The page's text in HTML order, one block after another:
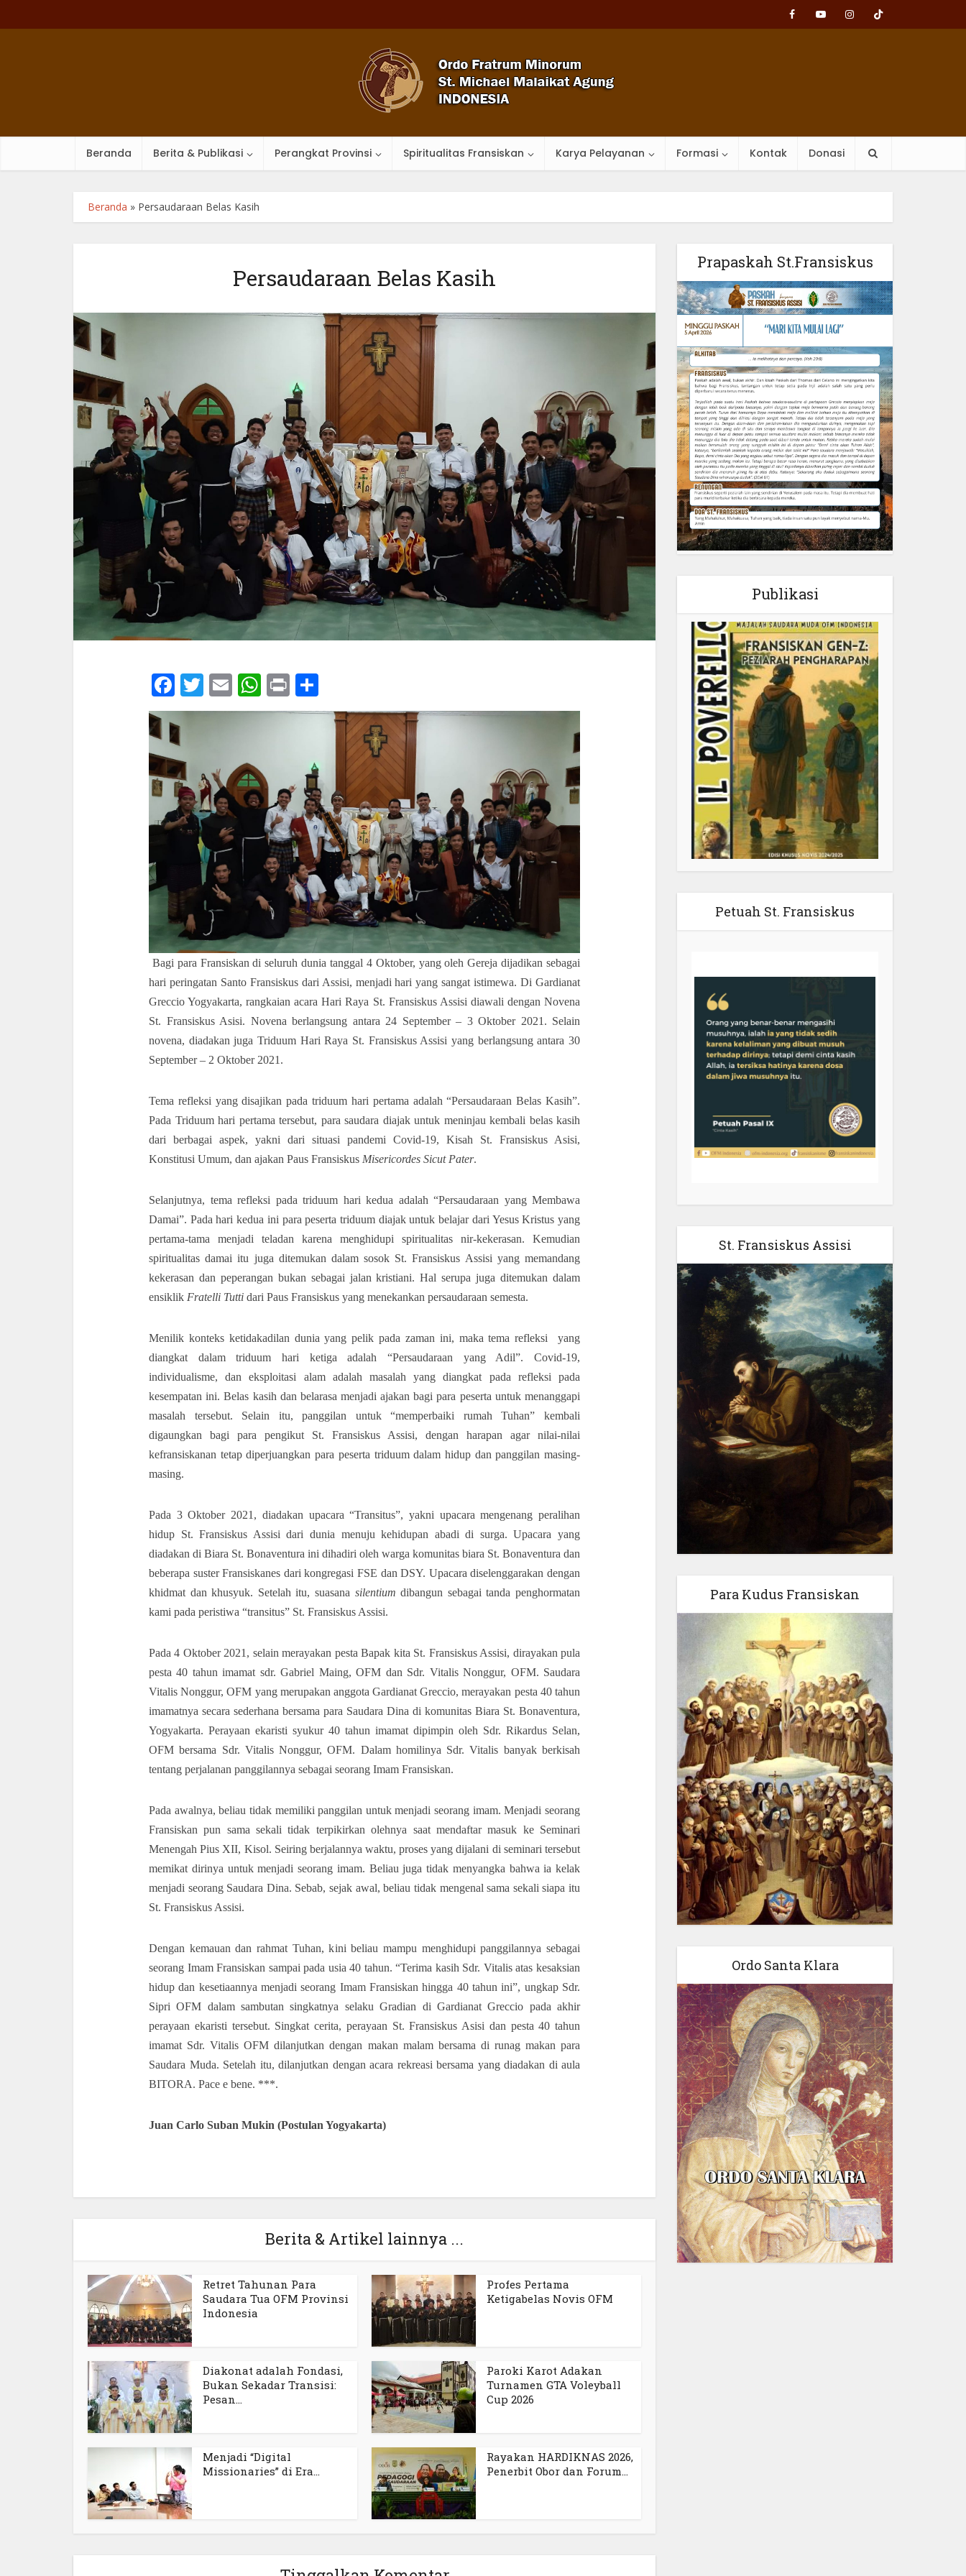
Beranda Berita & Publikasi Perangkat Provinsi Spiritualitas Fransiskan Karya Pelayanan Formasi Kontak Donasi
Beranda » Persaudaraan Belas Kasih
Persaudaraan Belas Kasih
Facebook
Twitter
EmailWhatsApp
Print
Bagi para Fransiskan di seluruh dunia tanggal 4 Oktober, yang oleh Gereja dijadikan sebagai
hari peringatan Santo Fransiskus dari Assisi, menjadi hari yang sangat istimewa. Di Gardianat
Greccio Yogyakarta, rangkaian acara Hari Raya St. Fransiskus Assisi diawali dengan Novena
St. Fransiskus Asisi. Novena berlangsung antara 24 September – 3 Oktober 2021. Selain
novena, diadakan juga Triduum Hari Raya St. Fransiskus Assisi yang berlangsung antara 30
September – 2 Oktober 2021.
Tema refleksi yang disajikan pada triduum hari pertama adalah “Persaudaraan Belas Kasih”.
Pada Triduum hari pertama tersebut, para saudara diajak untuk meninjau kembali belas kasih
dari berbagai aspek, yakni dari situasi pandemi Covid-19, Kisah St. Fransiskus Asisi,
Konstitusi Umum, dan ajakan Paus Fransiskus Misericordes Sicut Pater.
Selanjutnya, tema refleksi pada triduum hari kedua adalah “Persaudaraan yang Membawa
Damai”. Pada hari kedua ini para peserta triduum diajak untuk belajar dari Yesus Kristus yang
pertama-tama menjadi teladan karena menghidupi spiritualitas nir-kekerasan. Kemudian
spiritualitas damai itu juga ditemukan dalam sosok St. Fransiskus Assisi yang memandang
kekerasan dan peperangan bukan sebagai jalan kristiani. Hal serupa juga ditemukan dalam
ensiklik Fratelli Tutti dari Paus Fransiskus yang menekankan persaudaraan semesta.
Menilik konteks ketidakadilan dunia yang pelik pada zaman ini, maka tema refleksi yang
diangkat dalam triduum hari ketiga adalah “Persaudaraan yang Adil”. Covid-19,
individualisme, dan eksploitasi alam adalah masalah yang diangkat pada refleksi pada
kesempatan ini. Belas kasih dan belarasa menjadi ajakan bagi para peserta untuk menanggapi
masalah tersebut. Selain itu, panggilan untuk “memperbaiki rumah Tuhan” kembali
digaungkan bagi para pengikut St. Fransiskus Assisi, dengan harapan agar nilai-nilai
kefransiskanan tetap diperjuangkan para peserta triduum dalam hidup dan panggilan masing-
masing.
Pada 3 Oktober 2021, diadakan upacara “Transitus”, yakni upacara mengenang peralihan
hidup St. Fransiskus Assisi dari dunia menuju kehidupan abadi di surga. Upacara yang
diadakan di Biara St. Bonaventura ini dihadiri oleh warga komunitas biara St. Bonaventura dan
beberapa suster Fransiskanes dari kongregasi FSE dan DSY. Upacara diselenggarakan dengan
khidmat dan khusyuk. Setelah itu, suasana silentium dibangun sebagai tanda penghormatan
kami pada peristiwa “transitus” St. Fransiskus Assisi.
Pada 4 Oktober 2021, selain merayakan pesta Bapak kita St. Fransiskus Assisi, dirayakan pula
pesta 40 tahun imamat sdr. Gabriel Maing, OFM dan Sdr. Vitalis Nonggur, OFM. Saudara
Vitalis Nonggur, OFM yang merupakan anggota Gardianat Greccio, merayakan pesta 40 tahun
imamatnya secara sederhana bersama para Saudara Dina di komunitas Biara St. Bonaventura,
Yogyakarta. Perayaan ekaristi syukur 40 tahun imamat dipimpin oleh Sdr. Rikardus Selan,
OFM bersama Sdr. Vitalis Nonggur, OFM. Dalam homilinya Sdr. Vitalis banyak berkisah
tentang perjalanan panggilannya sebagai seorang Imam Fransiskan.
Pada awalnya, beliau tidak memiliki panggilan untuk menjadi seorang imam. Menjadi seorang
Fransiskan pun sama sekali tidak terpikirkan olehnya saat mendaftar masuk ke Seminari
Menengah Pius XII, Kisol. Seiring berjalannya waktu, proses yang dijalani di seminari tersebut
memikat dirinya untuk menjadi seorang imam. Beliau juga tidak menyangka bahwa ia kelak
menjadi seorang Saudara Dina. Sebab, sejak awal, beliau tidak mengenal sama sekali siapa itu
St. Fransiskus Assisi.
Dengan kemauan dan rahmat Tuhan, kini beliau mampu menghidupi panggilannya sebagai
seorang Imam Fransiskan sampai pada usia 40 tahun. “Terima kasih Sdr. Vitalis atas kesaksian
hidup dan kesetiaannya menjadi seorang Imam Fransiskan hingga 40 tahun ini”, ungkap Sdr.
Sipri OFM dalam sambutan singkatnya selaku Gradian di Gardianat Greccio pada akhir
perayaan ekaristi tersebut. Singkat cerita, perayaan St. Fransiskus Asisi dan pesta 40 tahun
imamat Sdr. Vitalis OFM dilanjutkan dengan makan malam bersama di runag makan para
Saudara Muda. Setelah itu, dilanjutkan dengan acara rekreasi bersama yang diadakan di aula
BITORA. Pace e bene. ***.
Juan Carlo Suban Mukin (Postulan Yogyakarta)
Berita & Artikel lainnya ...
Retret Tahunan Para
Saudara Tua OFM Provinsi
Indonesia
Profes Pertama
Ketigabelas Novis OFM
Diakonat adalah Fondasi,
Bukan Sekadar Transisi:
Pesan...
Paroki Karot Adakan
Turnamen GTA Voleyball
Cup 2026
Menjadi “Digital
Missionaries” di Era...
Rayakan HARDIKNAS 2026,
Penerbit Obor dan Forum...
Prapaskah St.Fransiskus
Publikasi
Petuah St. Fransiskus
St. Fransiskus Assisi
Para Kudus Fransiskan
Ordo Santa Klara